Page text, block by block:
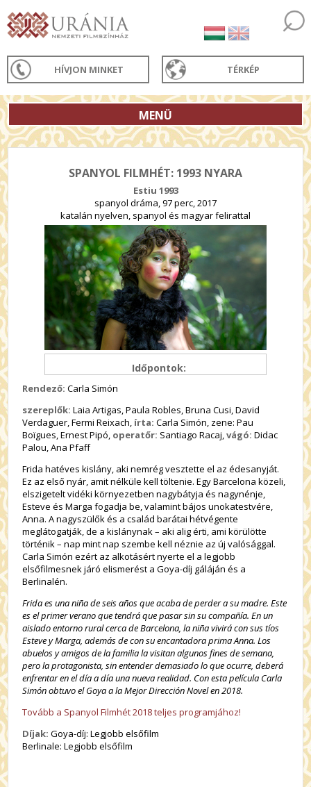
HÍVJON MINKET TÉRKÉP
MENÜ
SPANYOL FILMHÉT: 1993 NYARA
Estiu 1993
spanyol dráma, 97 perc, 2017
katalán nyelven, spanyol és magyar felirattal
Időpontok:
Rendező: Carla Simón
szereplők: Laia Artigas, Paula Robles, Bruna Cusi, David
Verdaguer, Fermi Reixach, írta: Carla Simón, zene: Pau
Boïgues, Ernest Pipó, operatőr: Santiago Racaj,vágó: Didac
Palou, Ana Pfaff
Frida hatéves kislány, aki nemrég vesztette el az édesanyját.
Ez az első nyár, amit nélküle kell töltenie. Egy Barcelona közeli,
elszigetelt vidéki környezetben nagybátyja és nagynénje,
Esteve és Marga fogadja be, valamint bájos unokatestvére,
Anna. A nagyszülők és a család barátai hétvégente
meglátogatják, de a kislánynak – aki alig érti, ami körülötte
történik – nap mint nap szembe kell néznie az új valósággal.
Carla Simón ezért az alkotásért nyerte el a legjobb
elsőfilmesnek járó elismerést a Goya-díj gáláján és a
Berlinalén.
Frida es una niña de seis años que acaba de perder a su madre. Este
es el primer verano que tendrá que pasar sin su compañía. En un
aislado entorno rural cerca de Barcelona, la niña vivirá con sus tíos
Esteve y Marga, además de con su encantadora prima Anna. Los
abuelos y amigos de la familia la visitan algunos fines de semana,
pero la protagonista, sin entender demasiado lo que ocurre, deberá
enfrentar en el día a día una nueva realidad. Con esta película Carla
Simón obtuvo el Goya a la Mejor Dirección Novel en 2018.
Tovább a Spanyol Filmhét 2018 teljes programjához!
Díjak: Goya-díj: Legjobb elsőfilm
Berlinale: Legjobb elsőfilm